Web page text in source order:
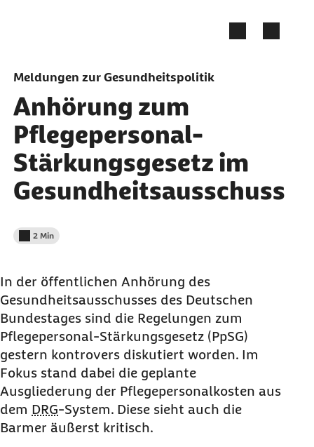
Meldungen zur Gesundheitspolitik
Anhörung zum
Pflegepersonal-
Stärkungsgesetz im
Gesundheitsausschuss
Lesedauer weniger als
2 Min
In der öffentlichen Anhörung des
Gesundheitsausschusses des Deutschen
Bundestages sind die Regelungen zum
Pflegepersonal-Stärkungsgesetz (PpSG)
gestern kontrovers diskutiert worden. Im
Fokus stand dabei die geplante
Ausgliederung der Pflegepersonalkosten aus
dem DRG-System. Diese sieht auch die
Barmer äußerst kritisch.